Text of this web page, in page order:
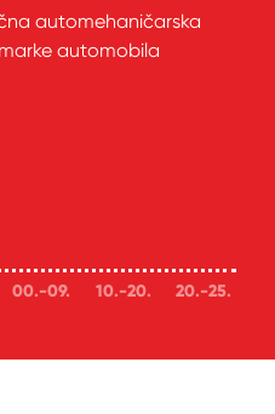
automehaničarska
automobila
00.-09. 10.-20. 20.-25.